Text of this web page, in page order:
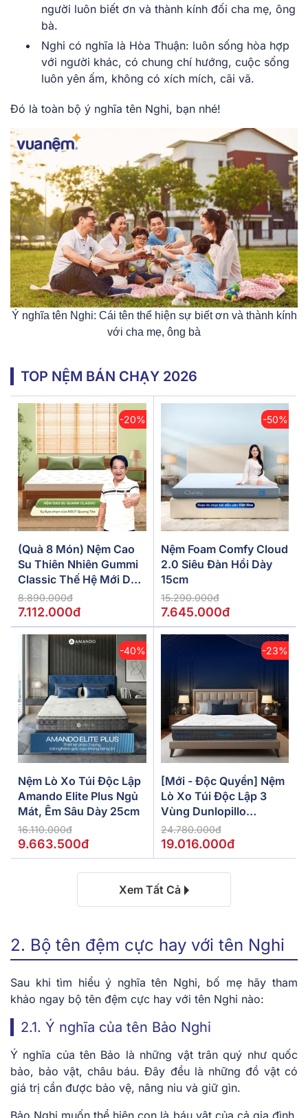
người luôn biết ơn và thành kính đối cha mẹ, ông
bà.
Nghi có nghĩa là Hòa Thuận: luôn sống hòa hợp
với người khác, có chung chí hướng, cuộc sống
luôn yên ấm, không có xích mích, cãi vã.
Đó là toàn bộ ý nghĩa tên Nghi, bạn nhé!
Ý nghĩa tên Nghi: Cái tên thể hiện sự biết ơn và thành kính
với cha mẹ, ông bà
TOP NỆM BÁN CHẠY 2026
-20%
(Quà 8 Món) Nệm Cao
Su Thiên Nhiên Gummi
Classic Thế Hệ Mới Dày
5/10/15cm
8.890.000đ
7.112.000đ
-50%
Nệm Foam Comfy Cloud
2.0 Siêu Đàn Hồi Dày
15cm
15.290.000đ
7.645.000đ
-40%
Nệm Lò Xo Túi Độc Lập
Amando Elite Plus Ngủ
Mát, Êm Sâu Dày 25cm
16.110.000đ
9.663.500đ
-23%
[Mới - Độc Quyền] Nệm
Lò Xo Túi Độc Lập 3
Vùng Dunlopillo
De.Stress Powerful
24.780.000đ
19.016.000đ
Xem Tất Cả
2. Bộ tên đệm cực hay với tên Nghi
Sau khi tìm hiểu ý nghĩa tên Nghi, bố mẹ hãy tham
khảo ngay bộ tên đệm cực hay với tên Nghi nào:
2.1. Ý nghĩa của tên Bảo Nghi
Ý nghĩa của tên Bảo là những vật trân quý như quốc
bảo, bảo vật, châu báu. Đây đều là những đồ vật có
giá trị cần được bảo vệ, nâng niu và giữ gìn.
Bảo Nghi muốn thể hiện con là báu vật của cả gia đình,